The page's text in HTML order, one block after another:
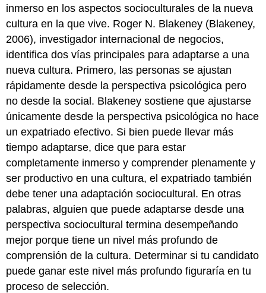
inmerso en los aspectos socioculturales de la nueva
cultura en la que vive. Roger N. Blakeney (Blakeney,
2006), investigador internacional de negocios,
identifica dos vías principales para adaptarse a una
nueva cultura. Primero, las personas se ajustan
rápidamente desde la perspectiva psicológica pero
no desde la social. Blakeney sostiene que ajustarse
únicamente desde la perspectiva psicológica no hace
un expatriado efectivo. Si bien puede llevar más
tiempo adaptarse, dice que para estar
completamente inmerso y comprender plenamente y
ser productivo en una cultura, el expatriado también
debe tener una adaptación sociocultural. En otras
palabras, alguien que puede adaptarse desde una
perspectiva sociocultural termina desempeñando
mejor porque tiene un nivel más profundo de
comprensión de la cultura. Determinar si tu candidato
puede ganar este nivel más profundo figuraría en tu
proceso de selección.